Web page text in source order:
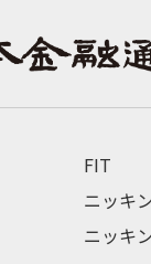
FIT
ニッキ
ニッキ